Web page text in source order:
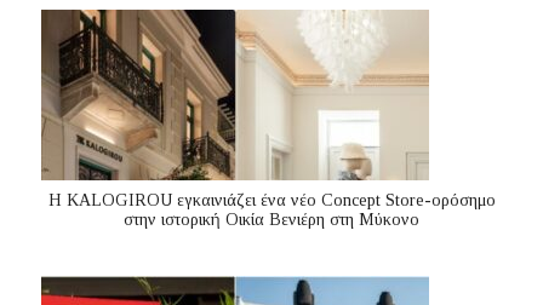
Η KALOGIROU εγκαινιάζει ένα νέο Concept Store-ορόσημο
στην ιστορική Οικία Βενιέρη στη Μύκονο